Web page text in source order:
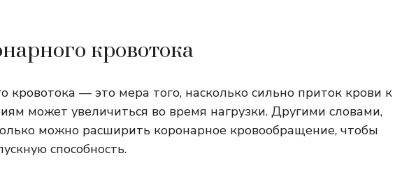
кровотока
кровотока — это мера того, насколько сильно приток крови к
может увеличиться во время нагрузки. Другими словами,
можно расширить коронарное кровообращение, чтобы
способность.